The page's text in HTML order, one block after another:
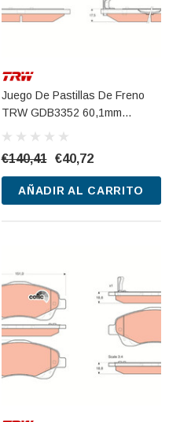
Juego De Pastillas De Freno
TRW GDB3352 60,1mm
€140,41 €40,72
AÑADIR AL CARRITO